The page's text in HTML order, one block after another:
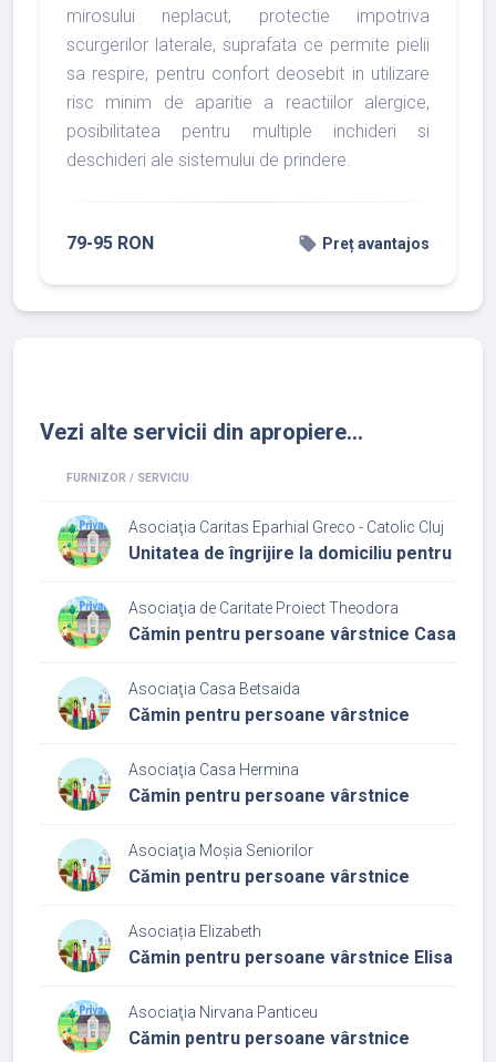
mirosului neplacut, protectie impotriva
scurgerilor laterale, suprafata ce permite pielii
sa respire, pentru confort deosebit in utilizare
risc minim de aparitie a reactiilor alergice,
posibilitatea pentru multiple inchideri si
deschideri ale sistemului de prindere.
79-95 RON local_offer Preț avantajos
Vezi alte servicii din apropiere...
FURNIZOR / SERVICIU
Asociaţia Caritas Eparhial Greco - Catolic Cluj
Unitatea de îngrijire la domiciliu pentru
Asociaţia de Caritate Proiect Theodora
Cămin pentru persoane vârstnice Casa
Asociaţia Casa Betsaida
Cămin pentru persoane vârstnice
Asociaţia Casa Hermina
Cămin pentru persoane vârstnice
Asociaţia Moșia Seniorilor
Cămin pentru persoane vârstnice
Asociația Elizabeth
Cămin pentru persoane vârstnice Elisa
Asociaţia Nirvana Panticeu
Cămin pentru persoane vârstnice